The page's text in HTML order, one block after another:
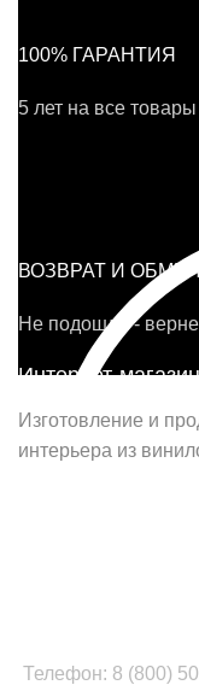
100% ГАРАНТИЯ
5 лет на все товары
ВОЗВРАТ И
Не подошло -
Интернет-
Изготовление и
интерьера из
Телефон: 8 (800)